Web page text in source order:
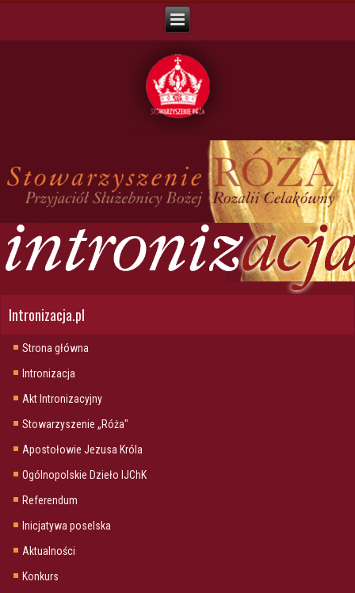
Intronizacja.pl
Strona główna
Intronizacja
Akt Intronizacyjny
Stowarzyszenie „Róża"
Apostołowie Jezusa Króla
Ogólnopolskie Dzieło IJChK
Referendum
Inicjatywa poselska
Aktualności
Konkurs